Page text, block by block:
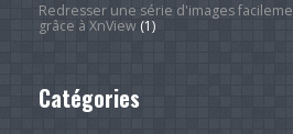
Redresser une série d'images
grâce à XnView(1)
Catégories